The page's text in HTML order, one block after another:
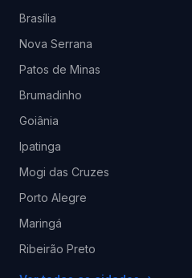
Brasília
Nova Serrana
Patos de Minas
Brumadinho
Goiânia
Ipatinga
Mogi das Cruzes
Porto Alegre
Maringá
Ribeirão Preto